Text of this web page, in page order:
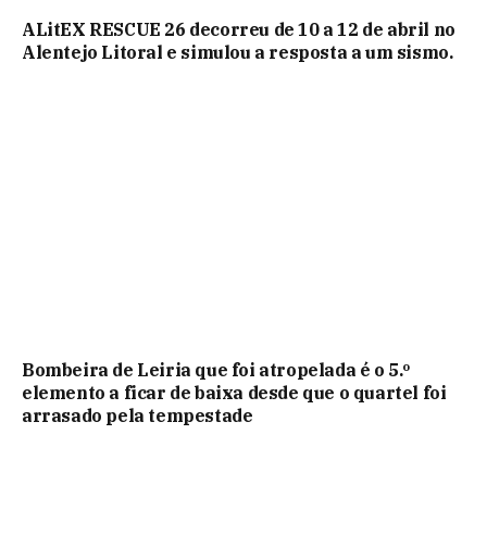
ALitEX RESCUE 26 decorreu de 10 a 12 de abril no
Alentejo Litoral e simulou a resposta a um sismo.
Bombeira de Leiria que foi atropelada é o 5.º
elemento a ficar de baixa desde que o quartel foi
arrasado pela tempestade